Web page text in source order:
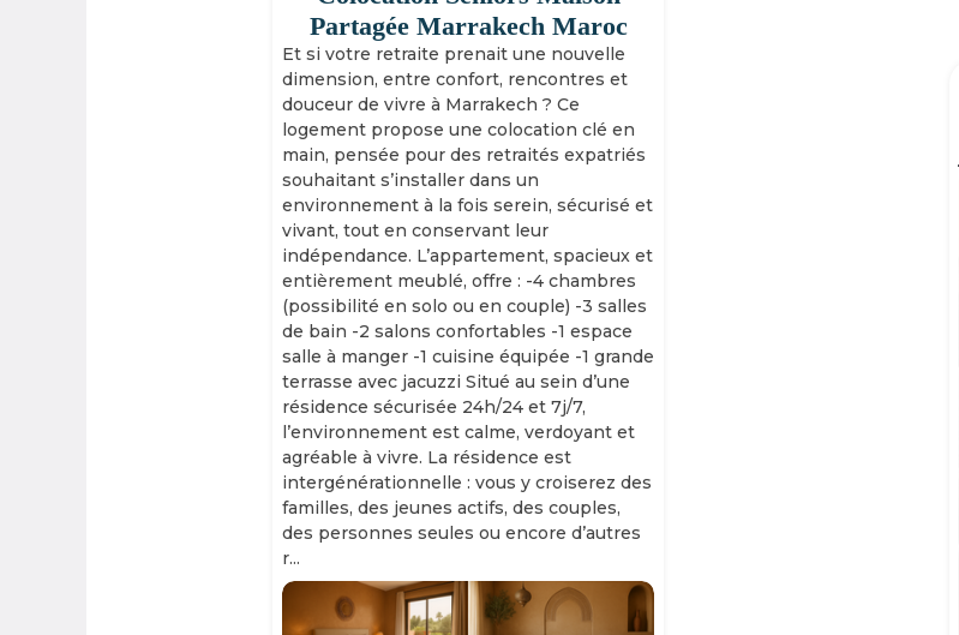
Partagée Marrakech Maroc
Et si votre retraite prenait une nouvelle
dimension, entre confort, rencontres et
douceur de vivre à Marrakech ? Ce
logement propose une colocation clé en
main, pensée pour des retraités expatriés
souhaitant s’installer dans un
environnement à la fois serein, sécurisé et
vivant, tout en conservant leur
indépendance. L’appartement, spacieux et
entièrement meublé, offre : -4 chambres
(possibilité en solo ou en couple) -3 salles
de bain -2 salons confortables -1 espace
salle à manger -1 cuisine équipée -1 grande
terrasse avec jacuzzi Situé au sein d’une
résidence sécurisée 24h/24 et 7j/7,
l’environnement est calme, verdoyant et
agréable à vivre. La résidence est
intergénérationnelle : vous y croiserez des
familles, des jeunes actifs, des couples,
des personnes seules ou encore d’autres
r...
Slide 1 of 11